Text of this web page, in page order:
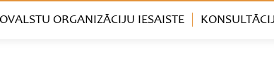
ORGANIZĀCIJU IESAISTE